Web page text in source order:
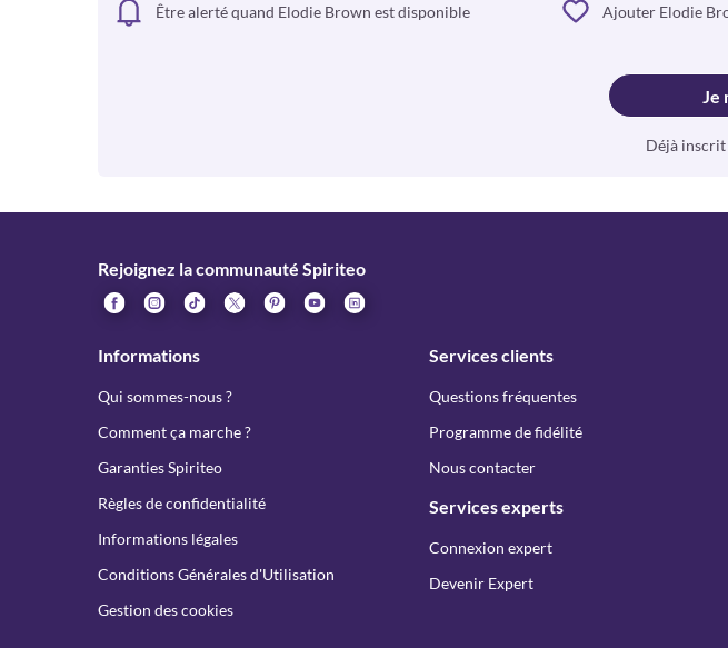
Être alerté quand Elodie Brown est disponible Ajouter Elodie
Je
Déjà inscrit
Rejoignez la communauté Spiriteo
Informations
Qui sommes-nous ?
Comment ça marche ?
Garanties Spiriteo
Règles de confidentialité
Informations légales
Conditions Générales d'Utilisation
Gestion des cookies
Services clients
Questions fréquentes
Programme de fidélité
Nous contacter
Services experts
Connexion expert
Devenir Expert